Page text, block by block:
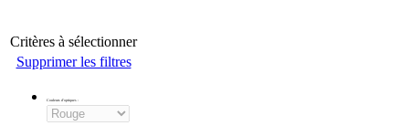
Critères à sélectionner
Supprimer les filtres
Couleurs d'optiques :